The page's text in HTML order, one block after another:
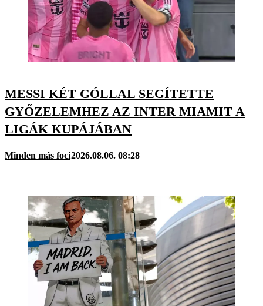
MESSI KÉT GÓLLAL SEGÍTETTE
GYŐZELEMHEZ AZ INTER MIAMIT A
LIGÁK KUPÁJÁBAN
Minden más foci2026.08.06. 08:28